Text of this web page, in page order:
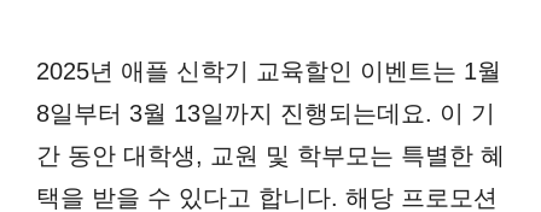
2025년 애플 신학기 교육할인 이벤트는 1월
8일부터 3월 13일까지 진행되는데요. 이 기
간 동안 대학생, 교원 및 학부모는 특별한 혜
택을 받을 수 있다고 합니다. 해당 프로모션